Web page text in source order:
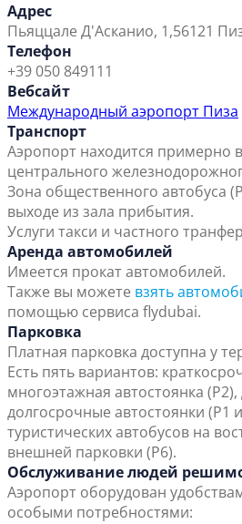
Адрес
Пьяццале Д'Асканио, 1,56121
Телефон
+39 050 849111
Вебсайт
Международный аэропорт Пиза
Транспорт
Аэропорт находится примерно
центрального
Зона общественного автобуса
выходе из зала прибытия.
Услуги такси и частного
Аренда автомобилей
Имеется прокат автомобилей.
Также вы можете взять
помощью сервиса flydubai.
Парковка
Платная парковка доступна у
Есть пять вариантов:
многоэтажная автостоянка
долгосрочные автостоянки (P1
туристических автобусов на
внешней парковки (P6).
Обслуживание людей
Аэропорт оборудован
особыми потребностями: